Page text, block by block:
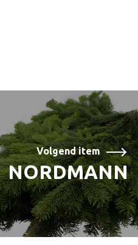
Volgend item
NORDMANN